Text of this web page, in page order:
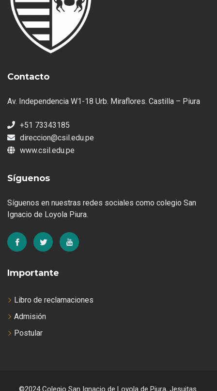
Contacto
Av. Independencia W1-18 Urb. Miraflores. Castilla – Piura
+51 73343185
direccion@csil.edu.pe
www.csil.edu.pe
Síguenos
Síguenos en nuestras redes sociales como colegio San
Ignacio de Loyola Piura.
Importante
Libro de reclamaciones
Admisión
Postular
©2024 Colegio San Ignacio de Loyola de Piura, Jesuitas.